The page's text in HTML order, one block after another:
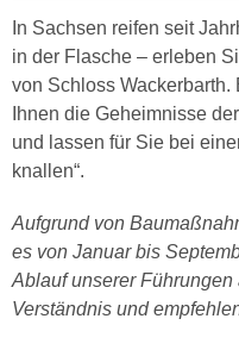
In Sachsen reifen seit
in der Flasche – erleben
von Schloss
Ihnen die Geheimnisse
und lassen für Sie bei
knallen“.
Aufgrund von
es von Januar bis
Ablauf unserer
Verständnis und